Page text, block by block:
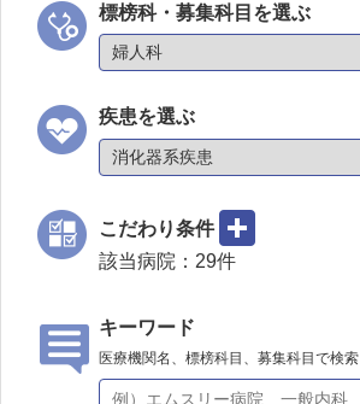
標榜科・募集科目を選ぶ
疾患を選ぶ
こだわり条件
該当病院： 29件
キーワード
医療機関名、標榜科目、募集科目で検索